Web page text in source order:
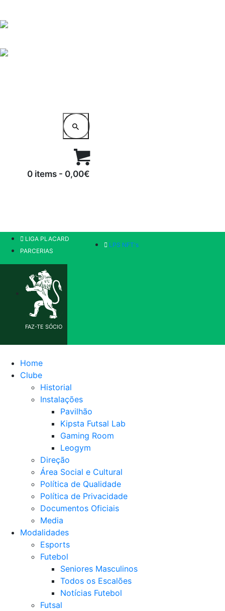
0 items - 0,00€
LIGA PLACARD
PARCERIAS
LPS NFT's
FAZ-TE SÓCIO
Home
Clube
Historial
Instalações
Pavilhão
Kipsta Futsal Lab
Gaming Room
Leogym
Direção
Área Social e Cultural
Política de Qualidade
Política de Privacidade
Documentos Oficiais
Media
Modalidades
Esports
Futebol
Seniores Masculinos
Todos os Escalões
Notícias Futebol
Futsal